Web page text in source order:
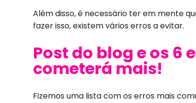
Além disso, é necessário ter em mente
fazer isso, existem vários erros a evitar.
Post do blog e os 6
cometerá mais!
Fizemos uma lista com os erros mais